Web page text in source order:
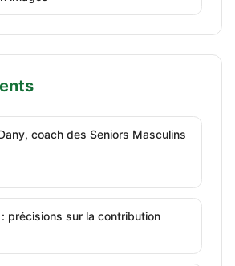
coach des Seniors Masculins
précisions sur la contribution